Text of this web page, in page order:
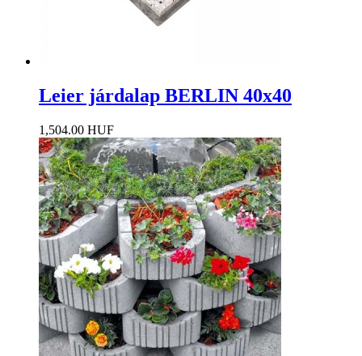
Leier járdalap BERLIN 40x40
1,504.00 HUF